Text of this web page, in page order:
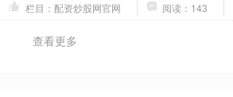
栏目：配资炒股网官网
阅读：143
查看更多